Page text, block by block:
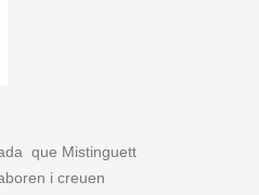
que Mistinguett
i creuen